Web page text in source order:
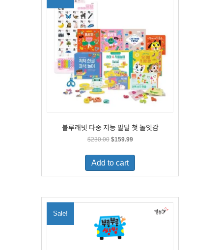
블루래빗 다중 지능 발달 첫 놀잇감
$230.00 Original
was:
$230.00.
$159.99Current
is:
Add to cart
Sale!